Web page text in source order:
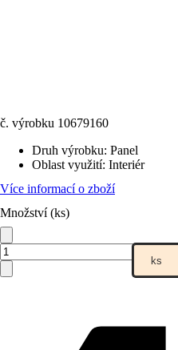
č. výrobku 10679160
Druh výrobku: Panel
Oblast využití: Interiér
Více informací o zboží
Množství (ks)
ks